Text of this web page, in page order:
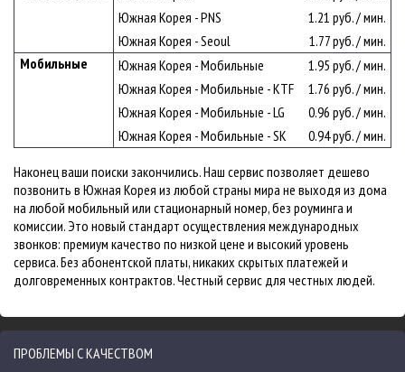
Южная Корея - PNS
1.21 руб. / мин.
Южная Корея - Seoul
1.77 руб. / мин.
Мобильные
Южная Корея - Мобильные
1.95 руб. / мин.
Южная Корея - Мобильные - KTF
1.76 руб. / мин.
Южная Корея - Мобильные - LG
0.96 руб. / мин.
Южная Корея - Мобильные - SK
0.94 руб. / мин.
Наконец ваши поиски закончились. Наш сервис позволяет дешево
позвонить в Южная Корея из любой страны мира не выходя из дома
на любой мобильный или стационарный номер, без роуминга и
комиссии. Это новый стандарт осуществления международных
звонков: премиум качество по низкой цене и высокий уровень
сервиса. Без абонентской платы, никаких скрытых платежей и
долговременных контрактов. Честный сервис для честных людей.
ПРОБЛЕМЫ С КАЧЕСТВОМ